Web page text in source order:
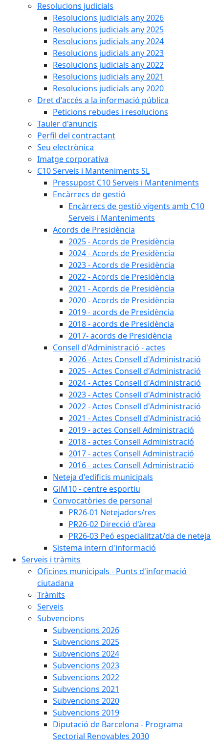
Resolucions judicials
Resolucions judicials any 2026
Resolucions judicials any 2025
Resolucions judicials any 2024
Resolucions judicials any 2023
Resolucions judicials any 2022
Resolucions judicials any 2021
Resolucions judicials any 2020
Dret d'accés a la informació pública
Peticions rebudes i resolucions
Tauler d'anuncis
Perfil del contractant
Seu electrònica
Imatge corporativa
C10 Serveis i Manteniments SL
Pressupost C10 Serveis i Manteniments
Encàrrecs de gestió
Encàrrecs de gestió vigents amb C10
Serveis i Manteniments
Acords de Presidència
2025 - Acords de Presidència
2024 - Acords de Presidència
2023 - Acords de Presidència
2022 - Acords de Presidència
2021 - Acords de Presidència
2020 - Acords de Presidència
2019 - acords de Presidència
2018 - acords de Presidència
2017- acords de Presidència
Consell d'Administració - actes
2026 - Actes Consell d'Administració
2025 - Actes Consell d'Administració
2024 - Actes Consell d'Administració
2023 - Actes Consell d'Administració
2022 - Actes Consell d'Administració
2021 - Actes Consell d'Administració
2019 - actes Consell Administració
2018 - actes Consell Administració
2017 - actes Consell Administració
2016 - actes Consell Administració
Neteja d'edificis municipals
GiM10 - centre esportiu
Convocatòries de personal
PR26-01 Netejadors/res
PR26-02 Direcció d'àrea
PR26-03 Peó especialitzat/da de neteja
Sistema intern d'informació
Serveis i tràmits
Oficines municipals - Punts d'informació
ciutadana
Tràmits
Serveis
Subvencions
Subvencions 2026
Subvencions 2025
Subvencions 2024
Subvencions 2023
Subvencions 2022
Subvencions 2021
Subvencions 2020
Subvencions 2019
Diputació de Barcelona - Programa
Sectorial Renovables 2030